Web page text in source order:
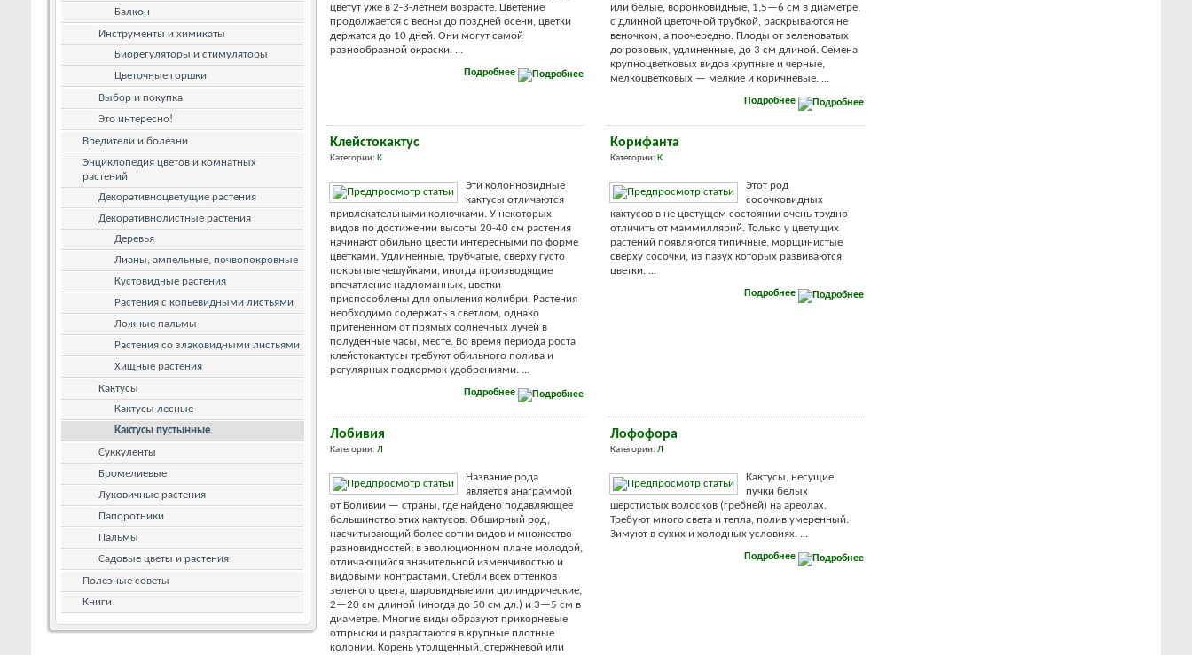
цветут уже в 2-3-летнем возрасте. Цветение
продолжается с весны до поздней осени, цветки
держатся до 10 дней. Они могут самой
разнообразной окраски. ...
Подробнее
или белые, воронковидные, 1,5—6 см в диаметре,
с длинной цветочной трубкой, раскрываются не
веночком, а поочередно. Плоды от зеленоватых
до розовых, удлиненные, до 3 см длиной. Семена
крупноцветковых видов крупные и черные,
мелкоцветковых — мелкие и коричневые. ...
Подробнее
Клейстокактус
Категории: К
Эти колонновидные
кактусы отличаются
привлекательными колючками. У некоторых
видов по достижении высоты 20-40 см растения
начинают обильно цвести интересными по форме
цветками. Удлиненные, трубчатые, сверху густо
покрытые чешуйками, иногда производящие
впечатление надломанных, цветки
приспособлены для опыления колибри. Растения
необходимо содержать в светлом, однако
притененном от прямых солнечных лучей в
полуденные часы, месте. Во время периода роста
клейстокактусы требуют обильного полива и
регулярных подкормок удобрениями. ...
Подробнее
Корифанта
Категории: К
Этот род
сосочковидных
кактусов в не цветущем состоянии очень трудно
отличить от маммиллярий. Только у цветущих
растений появляются типичные, морщинистые
сверху сосочки, из пазух которых развиваются
цветки. ...
Подробнее
Лобивия
Категории: Л
Название рода
является анаграммой
от Боливии — страны, где найдено подавляющее
большинство этих кактусов. Обширный род,
насчитывающий более сотни видов и множество
разновидностей; в эволюционном плане молодой,
отличающийся значительной изменчивостью и
видовыми контрастами. Стебли всех оттенков
зеленого цвета, шаровидные или цилиндрические,
2—20 см длиной (иногда до 50 см дл.) и 3—5 см в
диаметре. Многие виды образуют прикорневые
отпрыски и разрастаются в крупные плотные
колонии. Корень утолщенный, стержневой или
Лофофора
Категории: Л
Кактусы, несущие
пучки белых
шерстистых волосков (гребней) на ареолах.
Требуют много света и тепла, полив умеренный.
Зимуют в сухих и холодных условиях. ...
Подробнее
Балкон
Инструменты и химикаты
Биорегуляторы и стимуляторы
Цветочные горшки
Выбор и покупка
Это интересно!
Вредители и болезни
Энциклопедия цветов и комнатных
растений
Декоративноцветущие растения
Декоративнолистные растения
Деревья
Лианы, ампельные, почвопокровные
Кустовидные растения
Растения с копьевидными листьями
Ложные пальмы
Растения со злаковидными листьями
Хищные растения
Кактусы
Кактусы лесные
Кактусы пустынные
Суккуленты
Бромелиевые
Луковичные растения
Папоротники
Пальмы
Садовые цветы и растения
Полезные советы
Книги